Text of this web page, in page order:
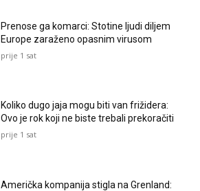
Prenose ga komarci: Stotine ljudi diljem
Europe zaraženo opasnim virusom
prije 1 sat
Koliko dugo jaja mogu biti van frižidera:
Ovo je rok koji ne biste trebali prekoračiti
prije 1 sat
Američka kompanija stigla na Grenland: